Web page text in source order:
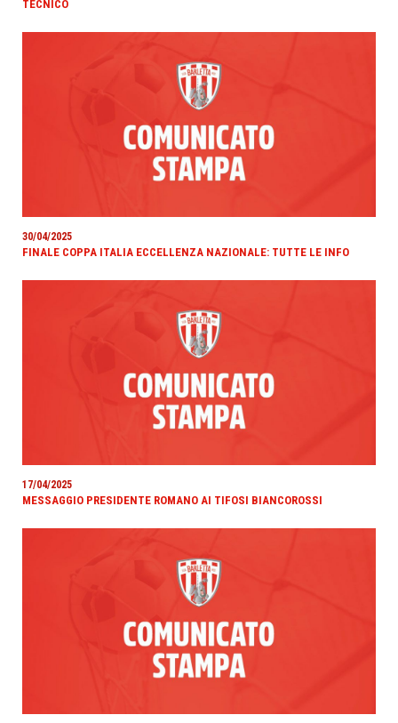
TECNICO
30/04/2025
FINALE COPPA ITALIA ECCELLENZA NAZIONALE: TUTTE LE INFO
17/04/2025
MESSAGGIO PRESIDENTE ROMANO AI TIFOSI BIANCOROSSI